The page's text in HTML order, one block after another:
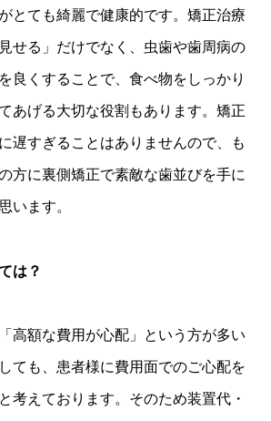
とても綺麗で健康的です。矯正治療
せる」だけでなく、虫歯や歯周病の
良くすることで、食べ物をしっかり
あげる大切な役割もあります。矯正
遅すぎることはありませんので、も
方に裏側矯正で素敵な歯並びを手に
います。
は？
高額な費用が心配」という方が多い
ても、患者様に費用面でのご心配を
考えております。そのため装置代・